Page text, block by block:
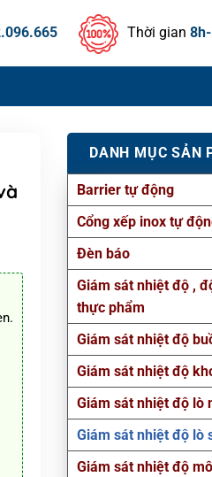
Thời gian
DANH MỤC SẢN
Barrier tự động
Cổng xếp inox tự
Đèn báo
Giám sát nhiệt độ ,
thực phẩm
Giám sát nhiệt độ
Giám sát nhiệt độ
Giám sát nhiệt độ lò
Giám sát nhiệt độ lò
Giám sát nhiệt độ